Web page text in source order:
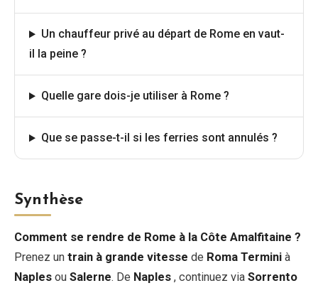
Un chauffeur privé au départ de Rome en vaut-
il la peine ?
Quelle gare dois-je utiliser à Rome ?
Que se passe-t-il si les ferries sont annulés ?
Synthèse
Comment se rendre de Rome à la Côte Amalfitaine ?
Prenez un train à grande vitesse de Roma Termini à
Naples ou Salerne. De Naples , continuez via Sorrento